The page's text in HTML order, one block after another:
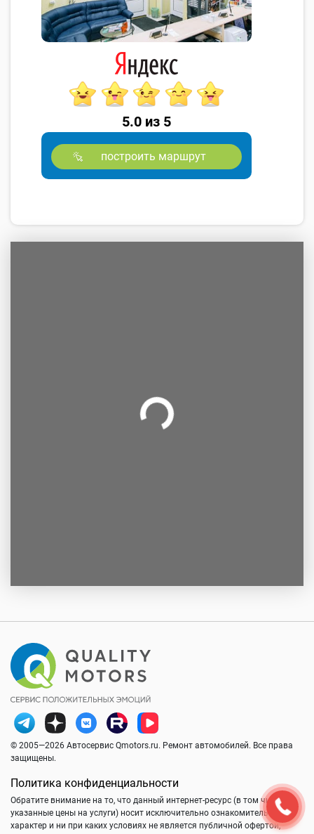
5.0 из 5
построить маршрут
© 2005—2026 Автосервис Qmotors.ru. Ремонт автомобилей. Все права
защищены.
Политика конфиденциальности
Обратите внимание на то, что данный интернет-ресурс (в том числе
указанные цены на услуги) носит исключительно ознакомительный
характер и ни при каких условиях не является публичной офертой,